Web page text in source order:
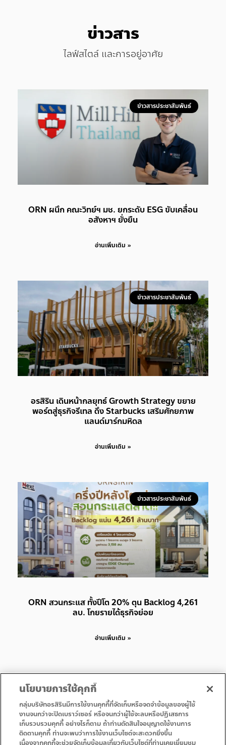
ข่าวสาร
ไลฟ์สไตล์ และการอยู่อาศัย
ข่าวสารประชาสัมพันธ์
ORN ผนึก คณะวิทย์ฯ มช. ยกระดับ ESG ขับเคลื่อน
อสังหาฯ ยั่งยืน
อ่านเพิ่มเติม »
ข่าวสารประชาสัมพันธ์
อรสิริน เดินหน้ากลยุทธ์ Growth Strategy ขยาย
พอร์ตสู่ธุรกิจรีเทล ดึง Starbucks เสริมศักยภาพ
แลนด์มาร์กมหิดล
อ่านเพิ่มเติม »
ข่าวสารประชาสัมพันธ์
ORN สวนกระแส ทั้งปีโต 20% ตุน Backlog 4,261
ลบ. โกยรายได้ธุรกิจย่อย
อ่านเพิ่มเติม »
• หน้าแรก
• โปรโมชั่น
• บริการ
• ติดต่อเรา
นโยบายการใช้คุกกี้
กลุ่มบริษัทอรสิรินมีการใช้งานคุกกี้ที่จัดเก็บหรือจดจำข้อมูลของผู้ใช้
งานจนกว่าจะปิดเบราว์เซอร์ หรือจนกว่าผู้ใช้จะลบหรือปฏิเสธการ
เก็บรวบรวมคุกกี้ อย่างไรก็ตาม ถ้าท่านตัดสินใจอนุญาตใช้งานการ
ติดตามคุกกี้ ท่านจะพบว่าการใช้งานเว็บไซต์จะสะดวกยิ่งขึ้น
เนื่องจากคุกกี้จะช่วยจัดเก็บข้อมูลเกี่ยวกับเว็บไซต์ที่ท่านเคยเยี่ยมชม